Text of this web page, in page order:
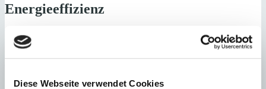
Diese Webseite verwendet Cookies
Energieeffizienz
Energiezertifikat wurde beantragt